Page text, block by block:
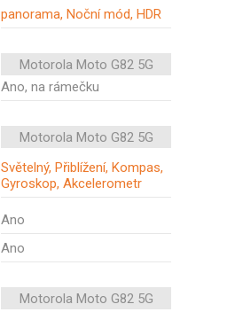
panorama, Noční mód, HDR
Motorola Moto G82 5G
Ano, na rámečku
Motorola Moto G82 5G
Světelný, Přiblížení, Kompas,
Gyroskop, Akcelerometr
Ano
Ano
Motorola Moto G82 5G